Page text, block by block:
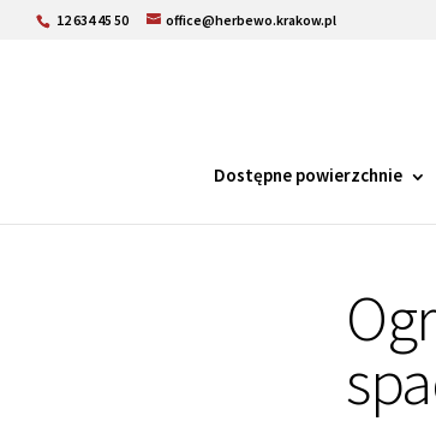
12 634 45 50 office@herbewo.krakow.pl
Dostępne powierzchnie